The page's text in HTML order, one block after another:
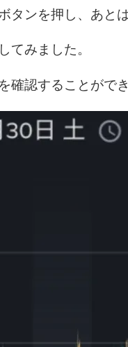
タンを押し、あと
てみました。
確認することがで